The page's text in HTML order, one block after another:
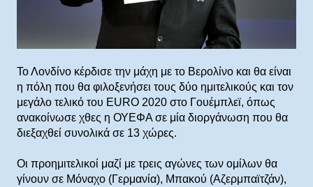
Το Λονδίνο κέρδισε την μάχη με το Βερολίνο και θα είναι
η πόλη που θα φιλοξενήσει τους δύο ημιτελικούς και τον
μεγάλο τελικό του EURO 2020 στο Γουέμπλεϊ, όπως
ανακοίνωσε χθες η ΟΥΕΦΑ σε μία διοργάνωση που θα
διεξαχθεί συνολικά σε 13 χώρες.
Οι προημιτελικοί μαζί με τρεις αγώνες των ομίλων θα
γίνουν σε Μόναχο (Γερμανία), Μπακού (Αζερμπαϊτζάν),